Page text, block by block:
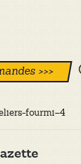
>>>
fourmi–4